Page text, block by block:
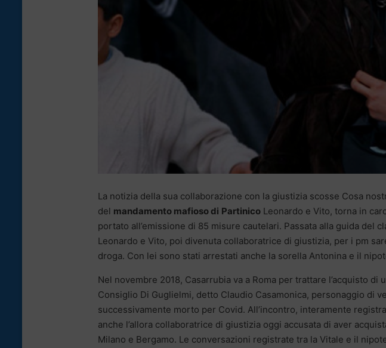
La notizia della sua collaborazione con la giustizia scosse Cosa
del mandamento mafioso di Partinico Leonardo e Vito, torna in
portato all’emissione di 85 misure cautelari. Passata alla guida del
Leonardo e Vito, poi divenuta collaboratrice di giustizia, per i pm
droga. Con lei sono stati arrestati anche la sorella Antonina e il
Nel novembre 2018, Casarrubia va a Roma per trattare l’acquisto di
Consiglio Di Guglielmi, detto Claudio Casamonica, personaggio di
successivamente morto per Covid. All’incontro, interamente
anche l’allora collaboratrice di giustizia oggi accusata di aver
Milano e Bergamo. Le conversazioni registrate tra la Vitale e il